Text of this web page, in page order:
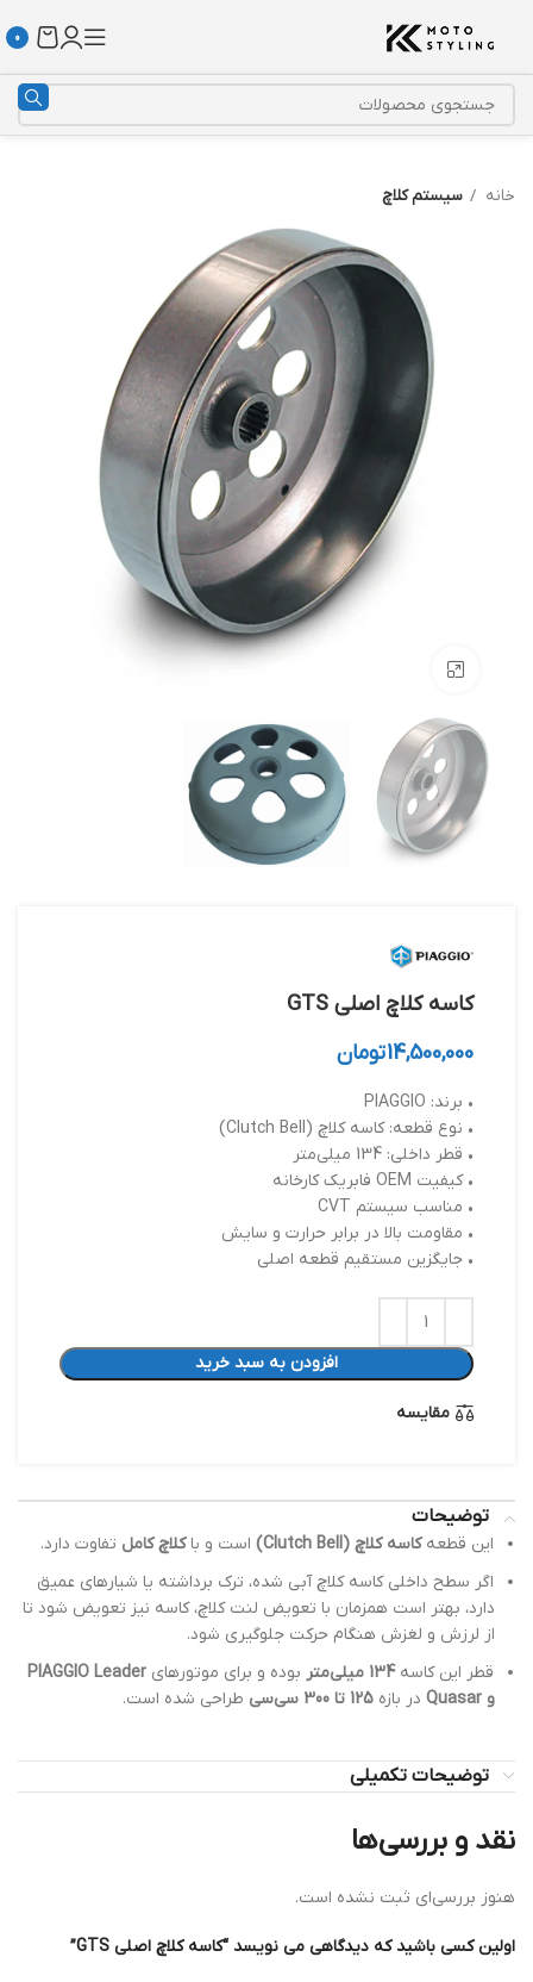
0
خانه سیستم کلاچ
کاسه کلاچ اصلی GTS
14,500,000تومان
• برند: PIAGGIO
• نوع قطعه: کاسه کلاچ (Clutch Bell)
• قطر داخلی: 134 میلی‌متر
• کیفیت OEM فابریک کارخانه
• مناسب سیستم CVT
• مقاومت بالا در برابر حرارت و سایش
• جایگزین مستقیم قطعه اصلی
افزودن به سبد خرید
مقایسه
توضیحات
این قطعهکاسه کلاچ (Clutch Bell) است و باکلاچ کامل تفاوت دارد.
اگر سطح داخلی کاسه کلاچ آبی شده، ترک برداشته یا شیارهای عمیق
دارد، بهتر است همزمان با تعویض لنت کلاچ، کاسه نیز تعویض شود تا
از لرزش و لغزش هنگام حرکت جلوگیری شود.
قطر این کاسه134 میلی‌متر بوده و برای موتورهای PIAGGIO Leader
و Quasar
در بازه 125 تا 300 سی‌سی طراحی شده است.
توضیحات تکمیلی
نقد و بررسی‌ها
هنوز بررسی‌ای ثبت نشده است.
اولین کسی باشید که دیدگاهی می نویسد “کاسه کلاچ اصلی GTS”